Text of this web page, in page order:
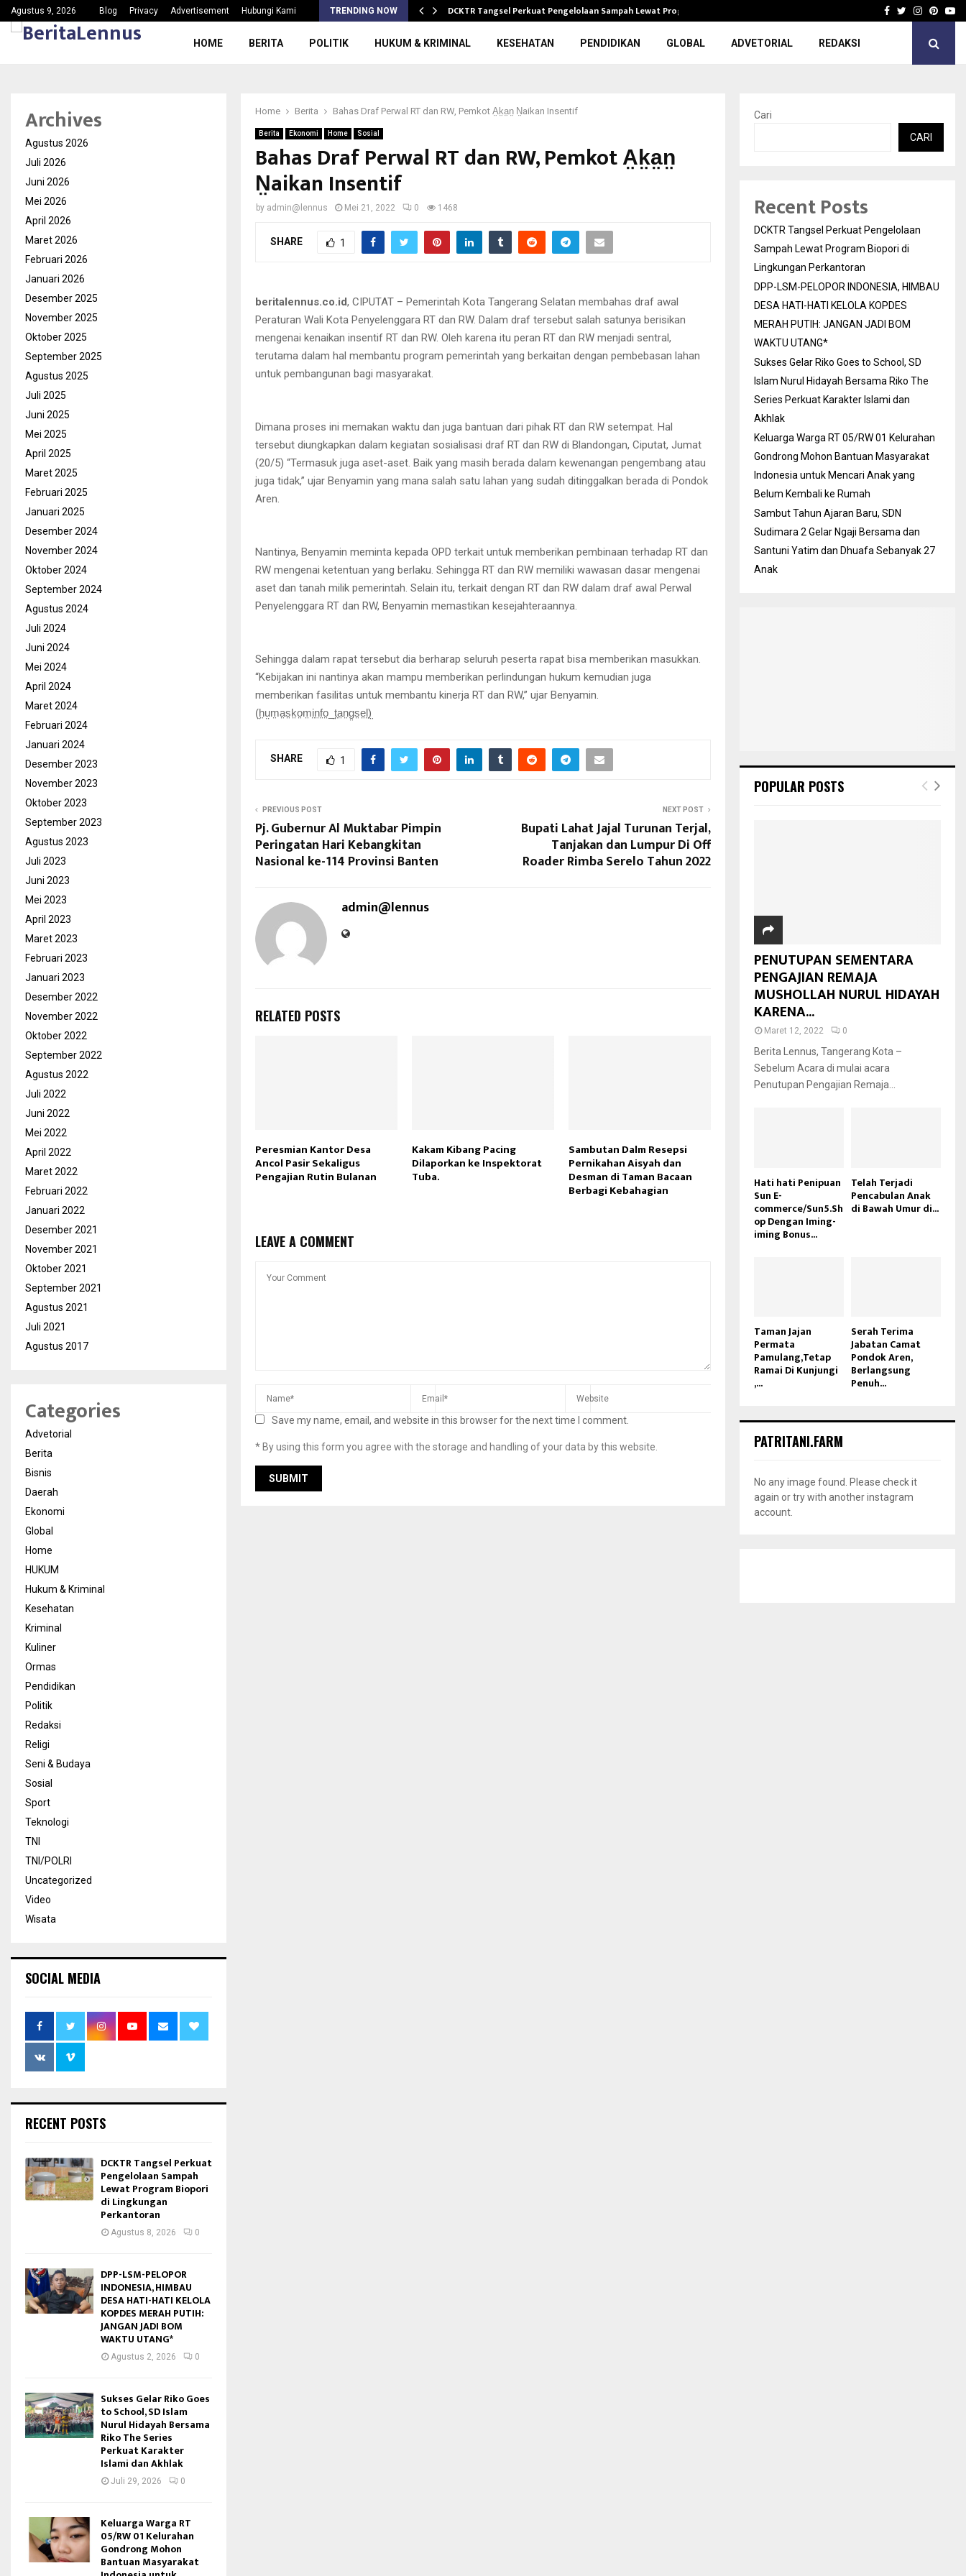
Agustus 9, 2026 Blog Privacy Advertisement Hubungi Kami TRENDING NOW
Ketua PAC Gerindra Kec.Jasinga Meradang, Nama Baik… DCKTR Tangsel Perkuat Pengelolaan Sampah Lewat Program… DPP-LSM-PELOPOR INDONESIA,
Facebook
Twitter
HOME BERITA POLITIK HUKUM & KRIMINAL KESEHATAN PENDIDIKAN GLOBAL ADVETORIAL REDAKSI
Home Berita Bahas Draf Perwal RT dan RW, Pemkot A̤k̤a̤n̤ N̤aikan Insentif
Berita Ekonomi Home Sosial
Bahas Draf Perwal RT dan RW, Pemkot A̤k̤a̤n̤
N̤aikan Insentif
by admin@lennus Mei 21, 2022 0 1468
SHARE 1
beritalennus.co.id, CIPUTAT – Pemerintah Kota Tangerang Selatan membahas draf awal
Peraturan Wali Kota Penyelenggara RT dan RW. Dalam draf tersebut salah satunya berisikan
mengenai kenaikan insentif RT dan RW. Oleh karena itu peran RT dan RW menjadi sentral,
terutama dalam hal membantu program pemerintah yang berkaitan dengan pembebasan lahan
untuk pembangunan bagi masyarakat.
Dimana proses ini memakan waktu dan juga bantuan dari pihak RT dan RW setempat. Hal
tersebut diungkapkan dalam kegiatan sosialisasi draf RT dan RW di Blandongan, Ciputat, Jumat
(20/5) “Termasuk juga aset-aset. Baik yang masih berada dalam kewenangan pengembang atau
juga tidak,” ujar Benyamin yang mana salah satu lahan yang sudah ditinggalkan berada di Pondok
Aren.
Nantinya, Benyamin meminta kepada OPD terkait untuk memberikan pembinaan terhadap RT dan
RW mengenai ketentuan yang berlaku. Sehingga RT dan RW memiliki wawasan dasar mengenai
aset dan tanah milik pemerintah. Selain itu, terkait dengan RT dan RW dalam draf awal Perwal
Penyelenggara RT dan RW, Benyamin memastikan kesejahteraannya.
Sehingga dalam rapat tersebut dia berharap seluruh peserta rapat bisa memberikan masukkan.
“Kebijakan ini nantinya akan mampu memberikan perlindungan hukum kemudian juga
memberikan fasilitas untuk membantu kinerja RT dan RW,” ujar Benyamin.
(̤h̤ṳm̤a̤s̤k̤o̤m̤i̤n̤f̤o̤_̤t̤a̤n̤g̤s̤e̤l̤)̤
SHARE 1
PREVIOUS POST
Pj. Gubernur Al Muktabar Pimpin
Peringatan Hari Kebangkitan
Nasional ke-114 Provinsi Banten
NEXT POST
Bupati Lahat Jajal Turunan Terjal,
Tanjakan dan Lumpur Di Off
Roader Rimba Serelo Tahun 2022
admin@lennus
RELATED POSTS
Peresmian Kantor Desa
Ancol Pasir Sekaligus
Pengajian Rutin Bulanan
Kakam Kibang Pacing
Dilaporkan ke Inspektorat
Tuba.
Sambutan Dalm Resepsi
Pernikahan Aisyah dan
Desman di Taman Bacaan
Berbagi Kebahagian
LEAVE A COMMENT
Save my name, email, and website in this browser for the next time I comment.
* By using this form you agree with the storage and handling of your data by this website.
Archives
Agustus 2026
Juli 2026
Juni 2026
Mei 2026
April 2026
Maret 2026
Februari 2026
Januari 2026
Desember 2025
November 2025
Oktober 2025
September 2025
Agustus 2025
Juli 2025
Juni 2025
Mei 2025
April 2025
Maret 2025
Februari 2025
Januari 2025
Desember 2024
November 2024
Oktober 2024
September 2024
Agustus 2024
Juli 2024
Juni 2024
Mei 2024
April 2024
Maret 2024
Februari 2024
Januari 2024
Desember 2023
November 2023
Oktober 2023
September 2023
Agustus 2023
Juli 2023
Juni 2023
Mei 2023
April 2023
Maret 2023
Februari 2023
Januari 2023
Desember 2022
November 2022
Oktober 2022
September 2022
Agustus 2022
Juli 2022
Juni 2022
Mei 2022
April 2022
Maret 2022
Februari 2022
Januari 2022
Desember 2021
November 2021
Oktober 2021
September 2021
Agustus 2021
Juli 2021
Agustus 2017
Categories
Advetorial
Berita
Bisnis
Daerah
Ekonomi
Global
Home
HUKUM
Hukum & Kriminal
Kesehatan
Kriminal
Kuliner
Ormas
Pendidikan
Politik
Redaksi
Religi
Seni & Budaya
Sosial
Sport
Teknologi
TNI
TNI/POLRI
Uncategorized
Video
Wisata
SOCIAL MEDIA
RECENT POSTS
DCKTR Tangsel Perkuat
Pengelolaan Sampah
Lewat Program Biopori
di Lingkungan
Perkantoran
Agustus 8, 2026 0
DPP-LSM-PELOPOR
INDONESIA, HIMBAU
DESA HATI-HATI KELOLA
KOPDES MERAH PUTIH:
JANGAN JADI BOM
WAKTU UTANG*
Agustus 2, 2026 0
Sukses Gelar Riko Goes
to School, SD Islam
Nurul Hidayah Bersama
Riko The Series
Perkuat Karakter
Islami dan Akhlak
Juli 29, 2026 0
Keluarga Warga RT
05/RW 01 Kelurahan
Gondrong Mohon
Bantuan Masyarakat
Cari
CARI
Recent Posts
DCKTR Tangsel Perkuat Pengelolaan
Sampah Lewat Program Biopori di
Lingkungan Perkantoran
DPP-LSM-PELOPOR INDONESIA, HIMBAU
DESA HATI-HATI KELOLA KOPDES
MERAH PUTIH: JANGAN JADI BOM
WAKTU UTANG*
Sukses Gelar Riko Goes to School, SD
Islam Nurul Hidayah Bersama Riko The
Series Perkuat Karakter Islami dan
Akhlak
Keluarga Warga RT 05/RW 01 Kelurahan
Gondrong Mohon Bantuan Masyarakat
Indonesia untuk Mencari Anak yang
Belum Kembali ke Rumah
Sambut Tahun Ajaran Baru, SDN
Sudimara 2 Gelar Ngaji Bersama dan
Santuni Yatim dan Dhuafa Sebanyak 27
Anak
POPULAR POSTS
PENUTUPAN SEMENTARA
PENGAJIAN REMAJA
MUSHOLLAH NURUL HIDAYAH
KARENA...
Maret 12, 2022 0
Berita Lennus, Tangerang Kota –
Sebelum Acara di mulai acara
Penutupan Pengajian Remaja...
Hati hati Penipuan
Sun E-
commerce/Sun5.Sh
op Dengan Iming-
iming Bonus...
Telah Terjadi
Pencabulan Anak
di Bawah Umur di...
Taman Jajan
Permata
Pamulang,Tetap
Ramai Di Kunjungi
,...
Serah Terima
Jabatan Camat
Pondok Aren,
Berlangsung
Penuh...
PATRITANI.FARM
No any image found. Please check it
again or try with another instagram
account.